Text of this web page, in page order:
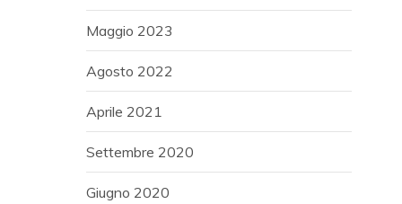
Maggio 2023
Agosto 2022
Aprile 2021
Settembre 2020
Giugno 2020